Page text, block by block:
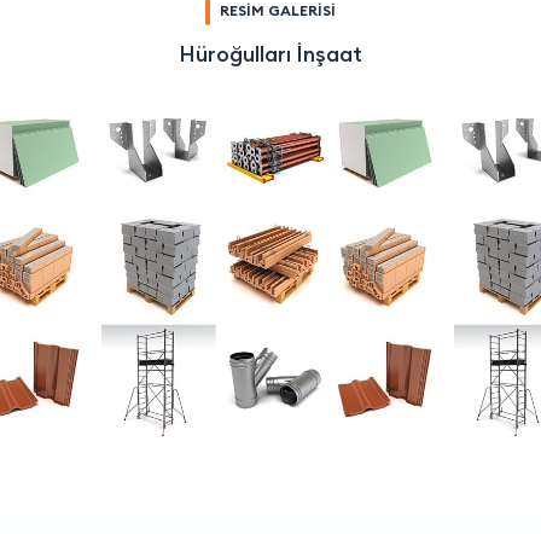
RESİM GALERİSİ
Hüroğulları İnşaat